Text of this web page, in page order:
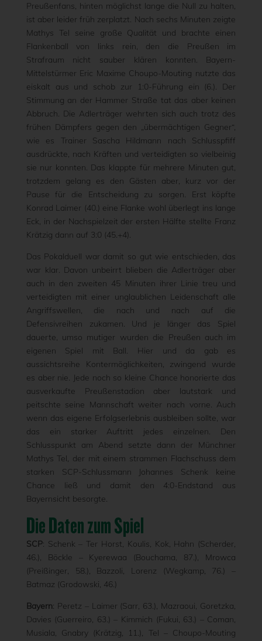
Preußenfans, hinten möglichst lange die Null zu halten,
ist aber leider früh zerplatzt. Nach sechs Minuten zeigte
Mathys Tel seine große Qualität und brachte einen
Flankenball von links rein, den die Preußen im
Strafraum nicht sauber klären konnten. Bayern-
Mittelstürmer Eric Maxime Choupo-Mouting nutzte das
eiskalt aus und schob zur 1:0-Führung ein (6.). Der
Stimmung an der Hammer Straße tat das aber keinen
Abbruch. Die Adlerträger wehrten sich auch trotz des
frühen Dämpfers gegen den „übermächtigen Gegner“,
wie es Trainer Sascha Hildmann nach Schlusspfiff
ausdrückte, nach Kräften und verteidigten so vielbeinig
sie nur konnten. Das klappte für mehrere Minuten gut,
trotzdem gelang es den Gästen aber, kurz vor der
Pause für die Entscheidung zu sorgen. Erst köpfte
Konrad Laimer (40.) eine Flanke wohl überlegt ins lange
Eck, in der Nachspielzeit der ersten Hälfte stellte Franz
Krätzig dann auf 3:0 (45.+4).
Das Pokalduell war damit so gut wie entschieden, das
war klar. Davon unbeirrt blieben die Adlerträger aber
auch in den zweiten 45 Minuten ihrer Linie treu und
verteidigten mit einer unglaublichen Leidenschaft alle
Angriffswellen, die nach und nach auf die
Defensivreihen zukamen. Und je länger das Spiel
dauerte, umso mutiger wurden die Preußen auch im
eigenen Spiel mit Ball. Hier und da gab es
aussichtsreihe Kontermöglichkeiten, zwingend wurde
es aber nie. Jede noch so kleine Chance honorierte das
ausverkaufte Preußenstadion aber lautstark und
peitschte seine Mannschaft weiter nach vorne. Auch
wenn das eigene Erfolgserlebnis ausbleiben sollte, war
das ein starker Auftritt jedes einzelnen. Den
Schlusspunkt am Abend setzte dann der Münchner
Mathys Tel, der mit einem strammen Flachschuss dem
starken SCP-Schlussmann Johannes Schenk keine
Chance ließ und damit den 4:0-Endstand aus
Bayernsicht besorgte.
Die Daten zum Spiel
SCP: Schenk – Ter Horst, Koulis, Kok, Hahn (Scherder,
46.), Böckle – Kyerewaa (Bouchama, 87.), Mrowca
(Preißinger, 58.), Bazzoli, Lorenz (Wegkamp, 76.) –
Batmaz (Grodowski, 46.)
Bayern: Peretz – Laimer (Sarr, 63.), Mazraoui, Goretzka,
Davies (Guerreiro, 63.) – Kimmich (Fukui, 63.) – Coman,
Musiala, Gnabry (Krätzig, 11.), Tel – Choupo-Mouting